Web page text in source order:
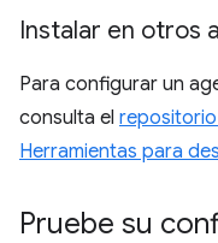
Instalar en otros
Para configurar un
consulta el
Herramientas para
Pruebe su